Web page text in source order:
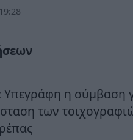
Υπεγράφη η σύμβαση
των